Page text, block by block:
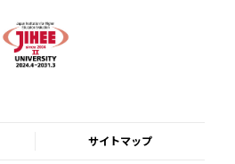
サイトマップ